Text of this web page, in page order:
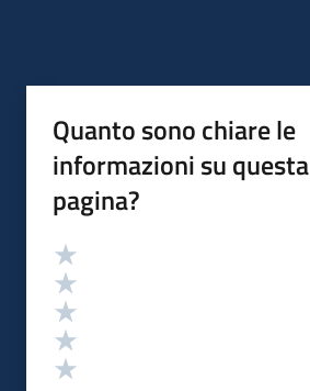
Quanto sono chiare le
informazioni su questa
pagina?
Valutazione